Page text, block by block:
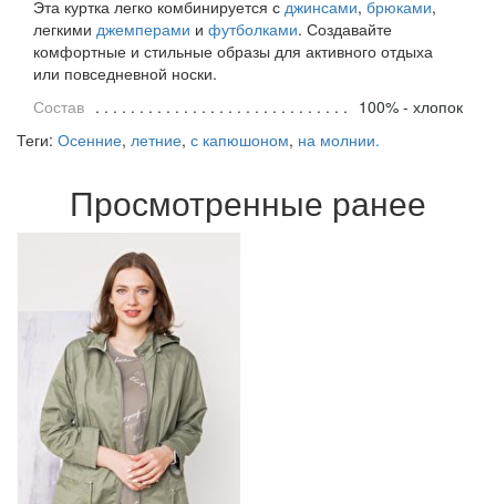
Эта куртка легко комбинируется с джинсами, брюками,
легкими джемперами и футболками. Создавайте
комфортные и стильные образы для активного отдыха
или повседневной носки.
Состав
100% - хлопок
Теги: Осенние, летние, с капюшоном, на молнии.
Просмотренные ранее